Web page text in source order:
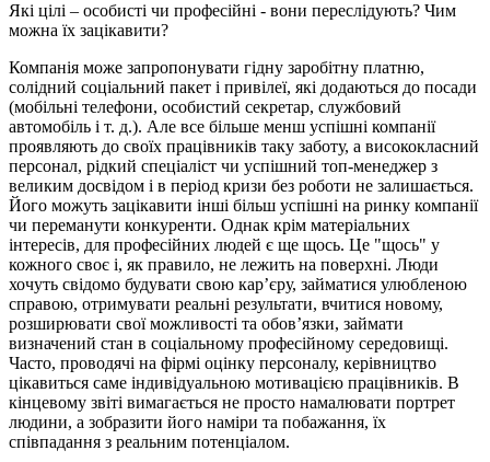
Які цілі – особисті чи професійні - вони переслідують? Чим
можна їх зацікавити?
Компанія може запропонувати гідну заробітну платню,
солідний соціальний пакет і привілеї, які додаються до посади
(мобільні телефони, особистий секретар, службовий
автомобіль і т. д.). Але все більше менш успішні компанії
проявляють до своїх працівників таку заботу, а висококласний
персонал, рідкий спеціаліст чи успішний топ-менеджер з
великим досвідом і в період кризи без роботи не залишається.
Його можуть зацікавити інші більш успішні на ринку компанії
чи переманути конкуренти. Однак крім матеріальних
інтересів, для професійних людей є ще щось. Це "щось" у
кожного своє і, як правило, не лежить на поверхні. Люди
хочуть свідомо будувати свою кар’єру, займатися улюбленою
справою, отримувати реальні результати, вчитися новому,
розширювати свої можливості та обов’язки, займати
визначений стан в соціальному професійному середовищі.
Часто, проводячі на фірмі оцінку персоналу, керівництво
цікавиться саме індивідуальною мотивацією працівників. В
кінцевому звіті вимагається не просто намалювати портрет
людини, а зобразити його наміри та побажання, їх
співпадання з реальним потенціалом.